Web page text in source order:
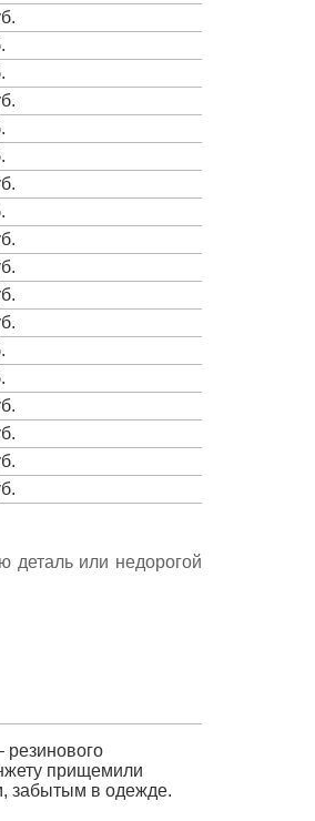
деталь или недорогой
резинового
прищемили
забытым в одежде.